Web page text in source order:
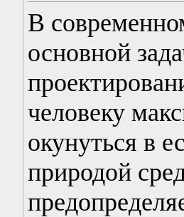
В
основной
человеку
окунуться в
природой